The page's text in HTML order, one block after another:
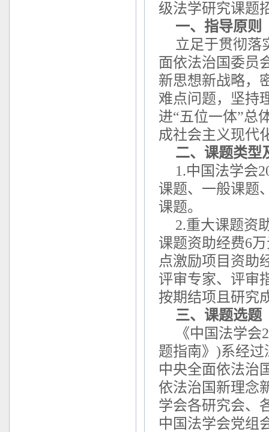
级法学研究课题
一、指导原则
立足于贯彻落
面依法治国委员
新思想新战略，
难点问题，坚持
进“五位一体”总
成社会主义现代
二、课题类型
1.中国法学会
课题、一般课题
课题。
2.重大课题资
课题资助经费6
点激励项目资助
评审专家、评审
按期结项且研究
三、课题选题
《中国法学
题指南》)系经
中央全面依法治
依法治国新理念
学会各研究会、
中国法学会党组